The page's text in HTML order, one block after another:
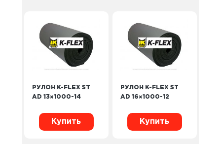
РУЛОН K-FLEX ST
AD 13×1000-14
Купить
РУЛОН K-FLEX ST
AD 16×1000-12
Купить